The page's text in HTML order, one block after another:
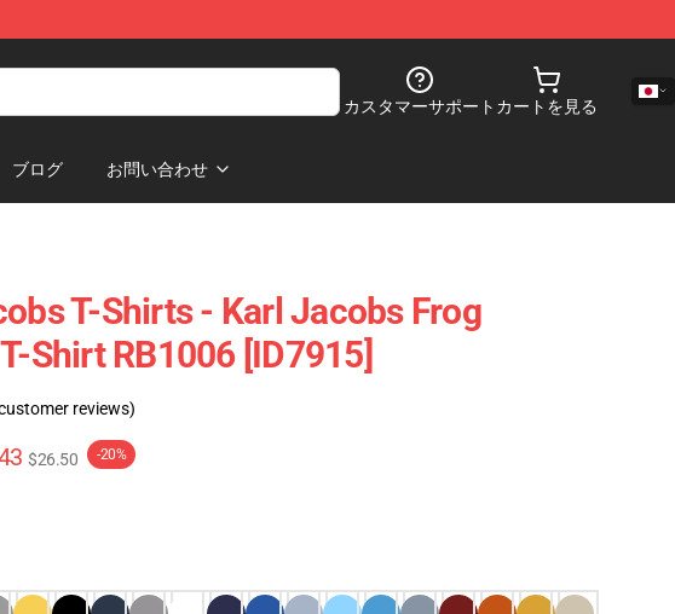
カスタマーサポート カートを見る
ブログ お問い合わせ
T-Shirts - Karl Jacobs Frog
Shirt RB1006 [ID7915]
reviews)
$26.50 -20%